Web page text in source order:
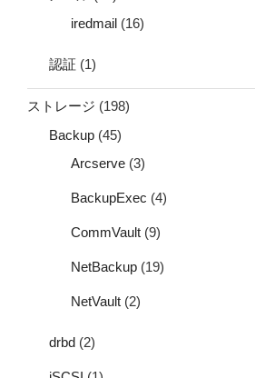
iredmail (16)
認証 (1)
ストレージ (198)
Backup (45)
Arcserve (3)
BackupExec (4)
CommVault (9)
NetBackup (19)
NetVault (2)
drbd (2)